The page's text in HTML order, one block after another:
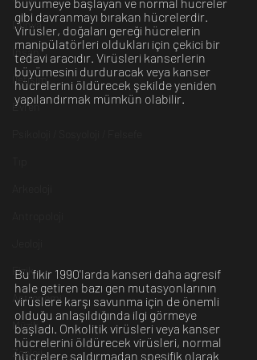
Dünya
İnsan
İletişim
Evren
Fizik
Astronomi
Müzik
Zooloji
gibi davranmayı bırakan hücrelerdir.
Virüsler, doğaları gereği hücrelerin
manipülatörleri oldukları için çekici bir
tedavi aracıdır. Virüsleri kanserlerin
büyümesini durduracak veya kanser
hücrelerini öldürecek şekilde yeniden
yapılandırmak mümkün olabilir.
Bu fikir 1990'larda kanseri daha agresif
hale getiren bazı gen mutasyonlarının
virüslere karşı savunma için de önemli
olduğu anlaşıldığında ilgi görmeye
başladı. Onkolitik virüsleri veya kanser
hücrelerini öldürecek virüsleri, normal
hücrelere saldırmadan spesifik olarak